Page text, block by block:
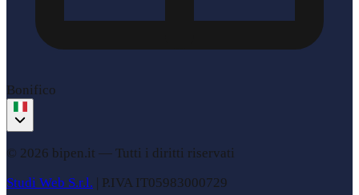
Bonifico
© 2026 bipen.it — Tutti i diritti riservati
Studi Web S.r.l. | P.IVA IT05983000729